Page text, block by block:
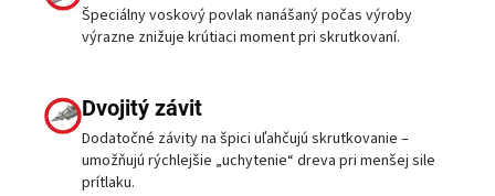
Špeciálny voskový povlak nanášaný počas výroby
výrazne znižuje krútiaci moment pri skrutkovaní.
Dvojitý závit
Dodatočné závity na špici uľahčujú skrutkovanie –
umožňujú rýchlejšie „uchytenie“ dreva pri menšej sile
prítlaku.